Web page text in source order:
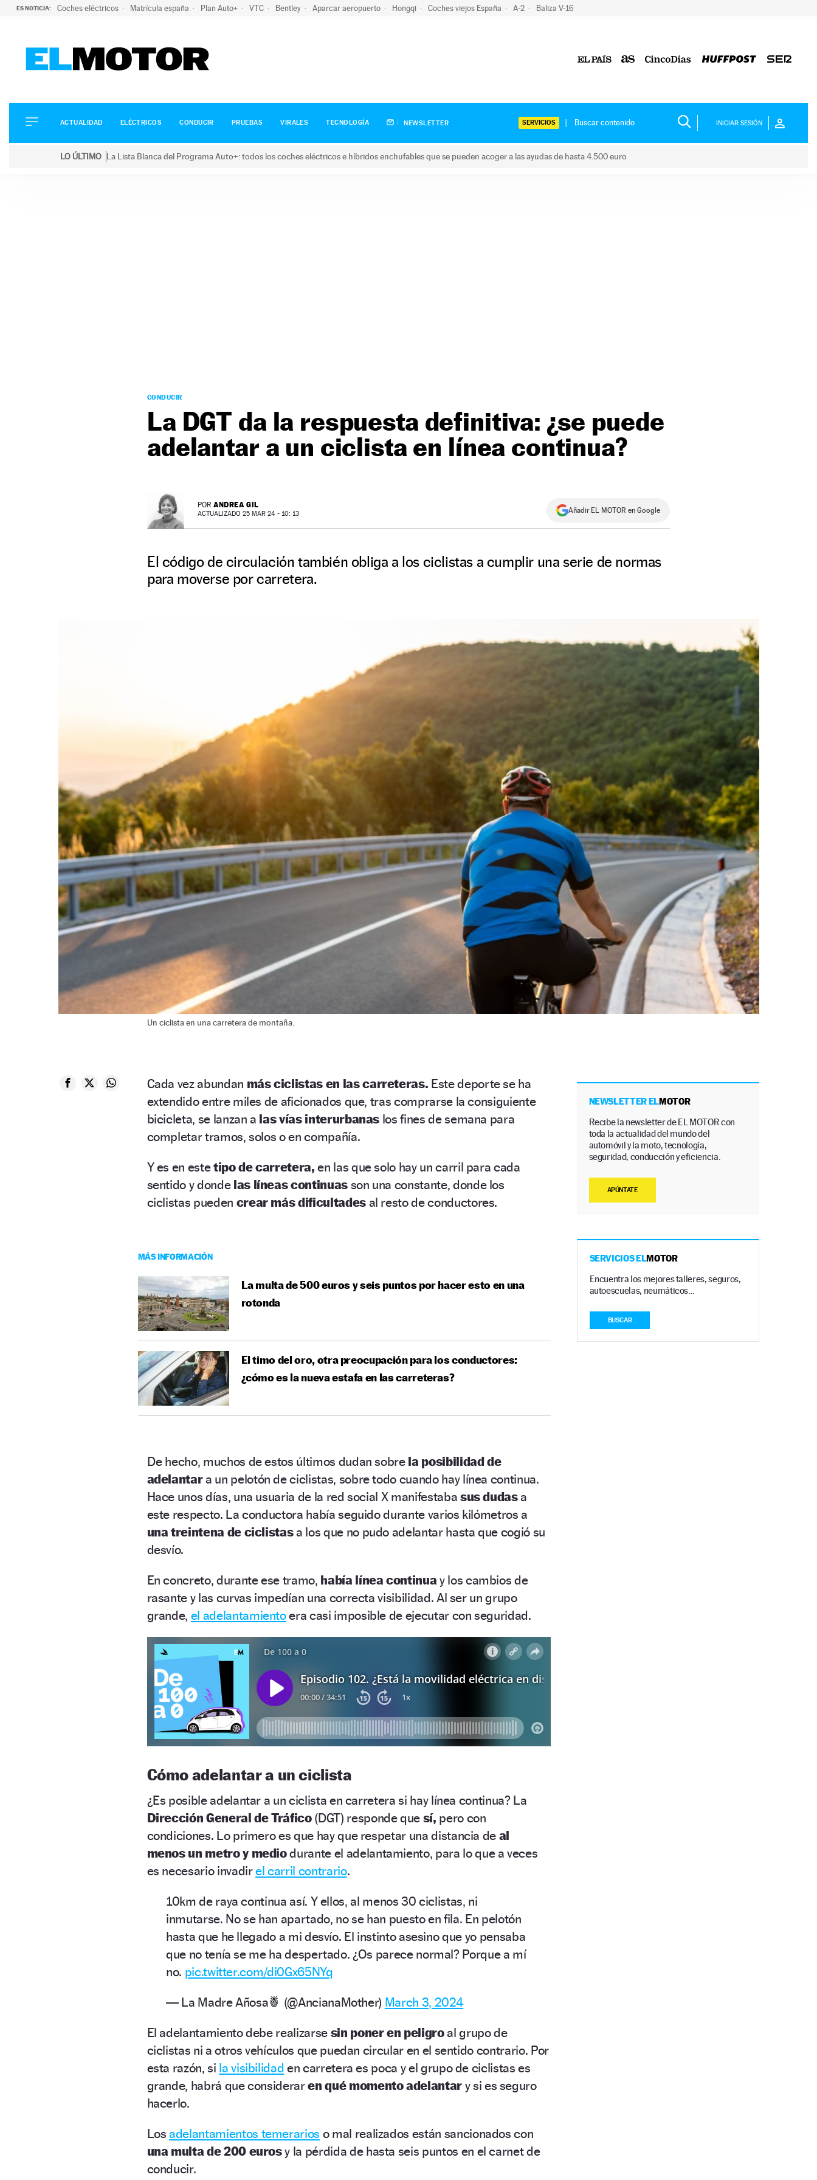
ES NOTICIA: Coches eléctricos Matrícula españa Plan Auto+ VTC Bentley Aparcar aeropuerto Hongqi Coches viejos España A-2 Baliza V-16
ELÉCTRICOS
CONDUCIR
ACTUALIDAD ELÉCTRICOS CONDUCIR PRUEBAS VIRALES TECNOLOGÍA NEWSLETTER SERVICIOS INICIAR SESIÓN
LO ÚLTIMO La Lista Blanca del Programa Auto+: todos los coches eléctricos e híbridos enchufables que se pueden acoger a las ayudas de hasta 4.500 euro
CONDUCIR
La DGT da la respuesta definitiva: ¿se puede
adelantar a un ciclista en línea continua?
POR ANDREA GIL
ACTUALIZADO 25 MAR 24 - 10: 13 Añadir EL MOTOR en Google
El código de circulación también obliga a los ciclistas a cumplir una serie de normas
para moverse por carretera.
Un ciclista en una carretera de montaña.
Cada vez abundan más ciclistas en las carreteras. Este deporte se ha
extendido entre miles de aficionados que, tras comprarse la consiguiente
bicicleta, se lanzan a las vías interurbanas los fines de semana para
completar tramos, solos o en compañía.
Y es en estetipo de carretera, en las que solo hay un carril para cada
sentido y donde las líneas continuasson una constante, donde los
ciclistas pueden crear más dificultades al resto de conductores.
MÁS INFORMACIÓN
La multa de 500 euros y seis puntos por hacer esto en una
rotonda
El timo del oro, otra preocupación para los conductores:
¿cómo es la nueva estafa en las carreteras?
De hecho, muchos de estos últimos dudan sobrela posibilidad de
adelantara un pelotón de ciclistas, sobre todo cuando hay línea continua.
Hace unos días, una usuaria de la red social X manifestaba sus dudasa
este respecto. La conductora había seguido durante varios kilómetros a
una treintena de ciclistasa los que no pudo adelantar hasta que cogió su
desvío.
En concreto, durante ese tramo, había línea continua y los cambios de
rasante y las curvas impedían una correcta visibilidad. Al ser un grupo
grande, el adelantamientoera casi imposible de ejecutar con seguridad.
Cómo adelantar a un ciclista
¿Es posible adelantar a un ciclista en carretera si hay línea continua? La
Dirección General de Tráfico(DGT) responde que sí, pero con
condiciones. Lo primero es que hay que respetar una distancia de al
menos un metro y mediodurante el adelantamiento, para lo que a veces
es necesario invadirel carril contrario.
10km de raya continua así. Y ellos, al menos 30 ciclistas, ni
inmutarse. No se han apartado, no se han puesto en fila. En pelotón
hasta que he llegado a mi desvío. El instinto asesino que yo pensaba
que no tenía se me ha despertado. ¿Os parece normal? Porque a mí
no. pic.twitter.com/di0Gx65NYq
— La Madre Añosa🍍 (@AncianaMother) March 3, 2024
El adelantamiento debe realizarse sin poner en peligroal grupo de
ciclistas ni a otros vehículos que puedan circular en el sentido contrario. Por
esta razón, si la visibilidad en carretera es poca y el grupo de ciclistas es
grande, habrá que consideraren qué momento adelantary si es seguro
hacerlo.
Losadelantamientos temerarios o mal realizados están sancionados con
una multa de 200 eurosy la pérdida de hasta seis puntos en el carnet de
conducir.
NEWSLETTER ELMOTOR
Recibe la newsletter de EL MOTOR con
toda la actualidad del mundo del
automóvil y la moto, tecnología,
seguridad, conducción y eficiencia.
APÚNTATE
SERVICIOS ELMOTOR
Encuentra los mejores talleres, seguros,
autoescuelas, neumáticos…
BUSCAR